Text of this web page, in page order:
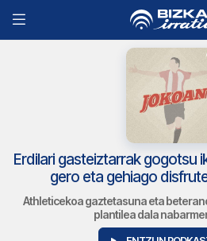
Erdilari gasteiztarrak gogotsu
gero eta gehiago
Athleticekoa gaztetasuna eta
plantilea dala